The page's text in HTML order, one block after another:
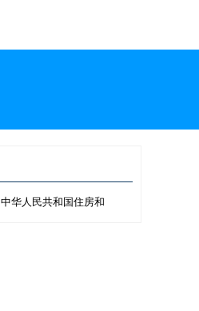
中华人民共和国住房和